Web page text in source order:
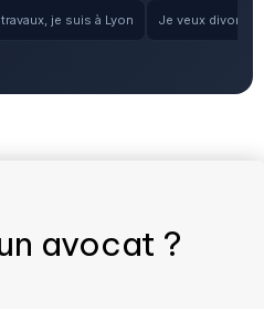
je suis à Lyon Je veux
avocat ?